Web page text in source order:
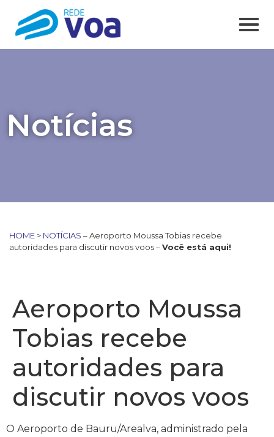
Notícias
HOME > NOTÍCIAS – Aeroporto Moussa Tobias recebe
autoridades para discutir novos voos –Você está aqui!
Aeroporto Moussa
Tobias recebe
autoridades para
discutir novos voos
O Aeroporto de Bauru/Arealva, administrado pela